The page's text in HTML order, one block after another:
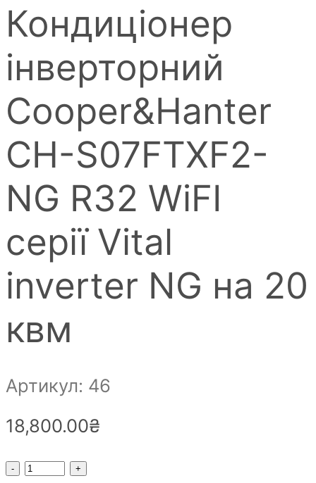
Кондиціонер
інверторний
Cooper&Hanter
CH-S07FTXF2-
NG R32 WiFI
серії Vital
inverter NG на 20
квм
Артикул: 46
18,800.00₴
Кондиціонер